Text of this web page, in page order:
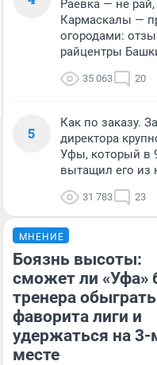
Раевка — не
Кармаскалы —
огородами:
райцентры
35 063 20
5
Как по заказу.
директора
Уфы, который в
вытащил его из
31 783 23
МНЕНИЕ
Боязнь высоты:
сможет ли «Уфа»
тренера обыграть
фаворита лиги и
удержаться на 3-
месте